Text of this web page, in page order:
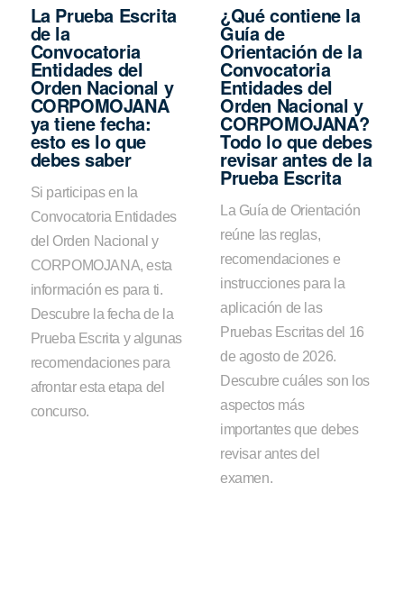
La Prueba Escrita
de la
Convocatoria
Entidades del
Orden Nacional y
CORPOMOJANA
ya tiene fecha:
esto es lo que
debes saber
Si participas en la
Convocatoria Entidades
del Orden Nacional y
CORPOMOJANA, esta
información es para ti.
Descubre la fecha de la
Prueba Escrita y algunas
recomendaciones para
afrontar esta etapa del
concurso.
¿Qué contiene la
Guía de
Orientación de la
Convocatoria
Entidades del
Orden Nacional y
CORPOMOJANA?
Todo lo que debes
revisar antes de la
Prueba Escrita
La Guía de Orientación
reúne las reglas,
recomendaciones e
instrucciones para la
aplicación de las
Pruebas Escritas del 16
de agosto de 2026.
Descubre cuáles son los
aspectos más
importantes que debes
revisar antes del
examen.